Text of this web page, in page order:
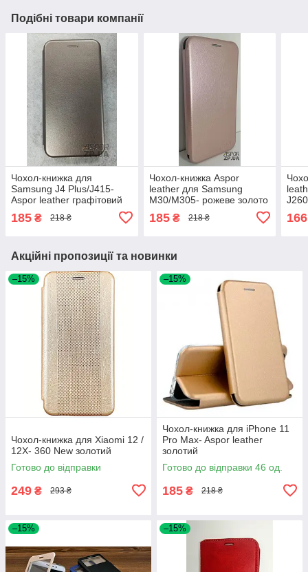
Подібні товари компанії
Чохол-книжка для
Samsung J4 Plus/J415-
Aspor leather графітовий
185 ₴ 218 ₴
Чохол-книжка Aspor
leather для Samsung
M30/M305- рожеве золото
185₴ 218 ₴ 166
Акційні пропозиції та новинки
–15%
Чохол-книжка для Xiaomi 12 /
12X- 360 New золотий
Готово до відправки
249 ₴ 293 ₴
–15%
Чохол-книжка для iPhone 11
Pro Max- Aspor leather
золотий
Готово до відправки 46 од.
185 ₴ 218 ₴
–15% –15%